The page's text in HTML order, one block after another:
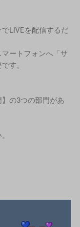
LIVEを配信するだ
ートフォンへ「サ
す。
】の3つの部門があ